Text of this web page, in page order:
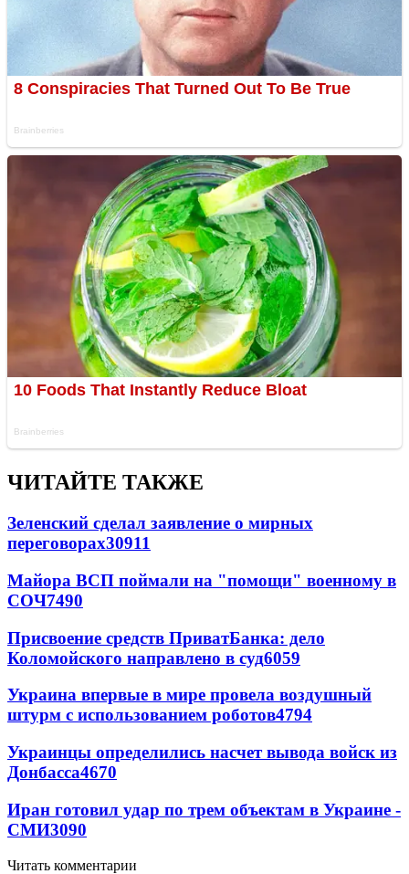
ЧИТАЙТЕ ТАКЖЕ
Зеленский сделал заявление о мирных
переговорах30911
Майора ВСП поймали на "помощи" военному в
СОЧ7490
Присвоение средств ПриватБанка: дело
Коломойского направлено в суд6059
Украина впервые в мире провела воздушный
штурм с использованием роботов4794
Украинцы определились насчет вывода войск из
Донбасса4670
Иран готовил удар по трем объектам в Украине -
СМИ3090
Читать комментарии